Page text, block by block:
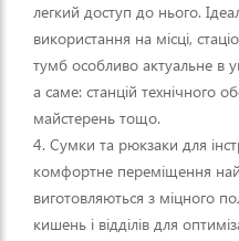
легкий доступ до нього.
використання на місці,
тумб особливо актуальне в
а саме: станцій технічного
майстерень тощо.
4. Сумки та рюкзаки для
комфортне переміщення
виготовляються з міцного
кишень і відділів для